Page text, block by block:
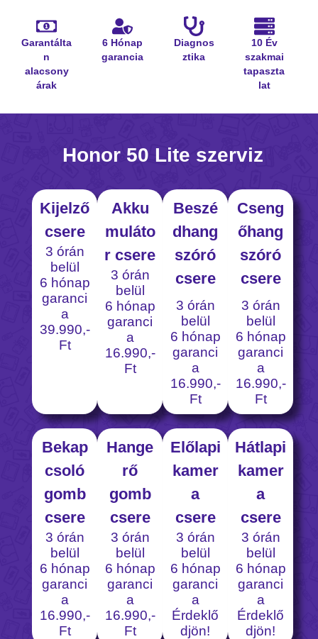
Garantálta
n
alacsony
árak
6 Hónap
garancia
Diagnos
ztika
10 Év
szakmai
tapaszta
lat
Honor 50 Lite szerviz
Kijelző
csere
3 órán
belül
6 hónap
garanci
a
39.990,-
Ft
Akku
muláto
r csere
3 órán
belül
6 hónap
garanci
a
16.990,-
Ft
Beszé
dhang
szóró
csere
3 órán
belül
6 hónap
garanci
a
16.990,-
Ft
Cseng
őhang
szóró
csere
3 órán
belül
6 hónap
garanci
a
16.990,-
Ft
Bekap
csoló
gomb
csere
3 órán
belül
6 hónap
garanci
a
16.990,-
Ft
Hange
rő
gomb
csere
3 órán
belül
6 hónap
garanci
a
16.990,-
Ft
Előlapi
kamer
a
csere
3 órán
belül
6 hónap
garanci
a
Érdeklő
djön!
Hátlapi
kamer
a
csere
3 órán
belül
6 hónap
garanci
a
Érdeklő
djön!